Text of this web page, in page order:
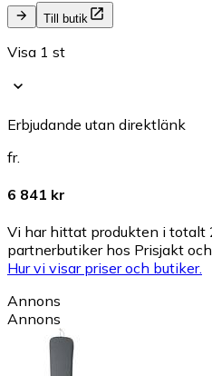
Till butik
Visa 1 st
Erbjudande utan direktlänk
fr.
6 841 kr
Vi har hittat produkten i totalt
partnerbutiker hos Prisjakt
Hur vi visar priser och butiker.
Annons
Annons